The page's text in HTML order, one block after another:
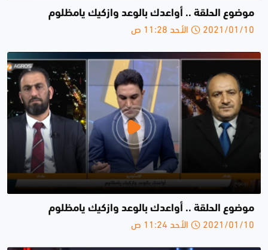
موضوع الحلقة .. أواعدك بالوعد وازكيك يامظلوم
2021/01/10 الأحد 11:28 ص
موضوع الحلقة .. أواعدك بالوعد وازكيك يامظلوم
2021/01/10 الأحد 11:24 ص